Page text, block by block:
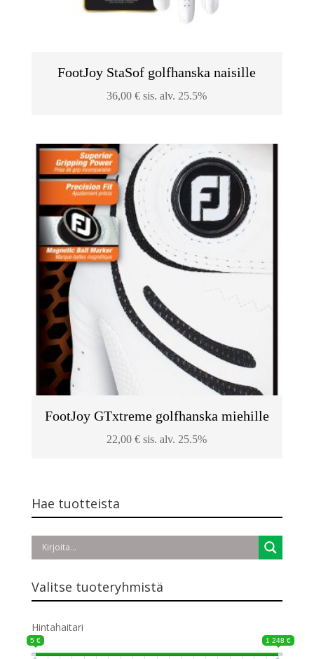
FootJoy StaSof golfhanska naisille
36,00€ sis. alv. 25.5%
FootJoy GTxtreme golfhanska miehille
22,00€ sis. alv. 25.5%
Hae tuotteista
Valitse tuoteryhmistä
Hintahaitari
5 € 1 248 €